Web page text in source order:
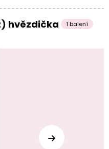
hvězdička 1 balení